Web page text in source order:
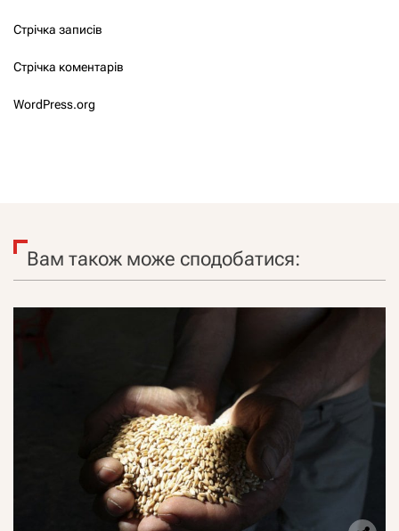
Стрічка записів
Стрічка коментарів
WordPress.org
Вам також може сподобатися: